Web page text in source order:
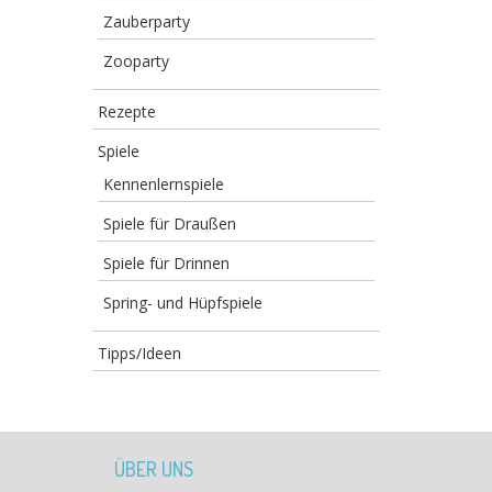
Zauberparty
Zooparty
Rezepte
Spiele
Kennenlernspiele
Spiele für Draußen
Spiele für Drinnen
Spring- und Hüpfspiele
Tipps/Ideen
ÜBER UNS